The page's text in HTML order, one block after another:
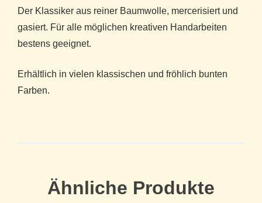
Der Klassiker aus reiner Baumwolle, mercerisiert und
gasiert. Für alle möglichen kreativen Handarbeiten
bestens geeignet.
Erhältlich in vielen klassischen und fröhlich bunten
Farben.
Ähnliche Produkte